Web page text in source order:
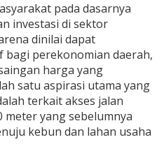
pada dasarnya
investasi di sektor
dinilai dapat
bagi perekonomian daerah,
harga yang
satu aspirasi utama yang
terkait akses jalan
yang sebelumnya
kebun dan lahan usaha